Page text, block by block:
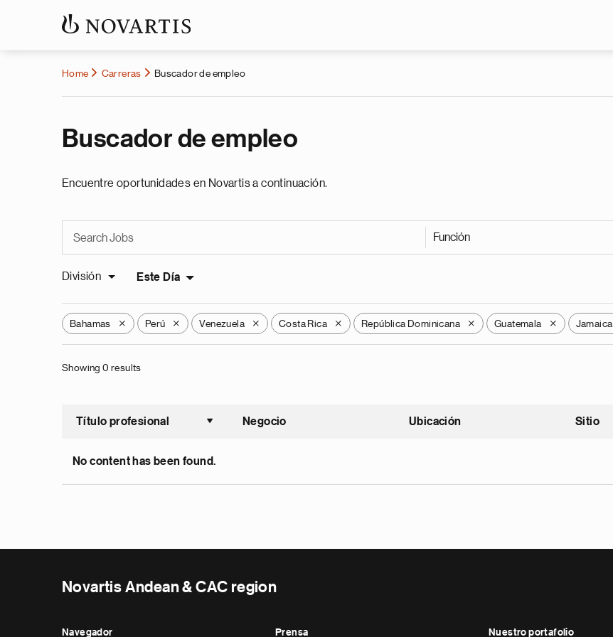
Home Carreras Buscador de empleo
Buscador de empleo
Encuentre oportunidades en Novartis a continuación.
Función
División Este Día
Bahamas X Perú X Venezuela X Costa Rica X República Dominicana X Guatemala X Jamaica
Showing 0 results
Título profesional
Ordenar ascendente
Negocio Ubicación Sitio
No content has been found.
Novartis Andean & CAC region
Navegador Prensa Nuestro portafolio